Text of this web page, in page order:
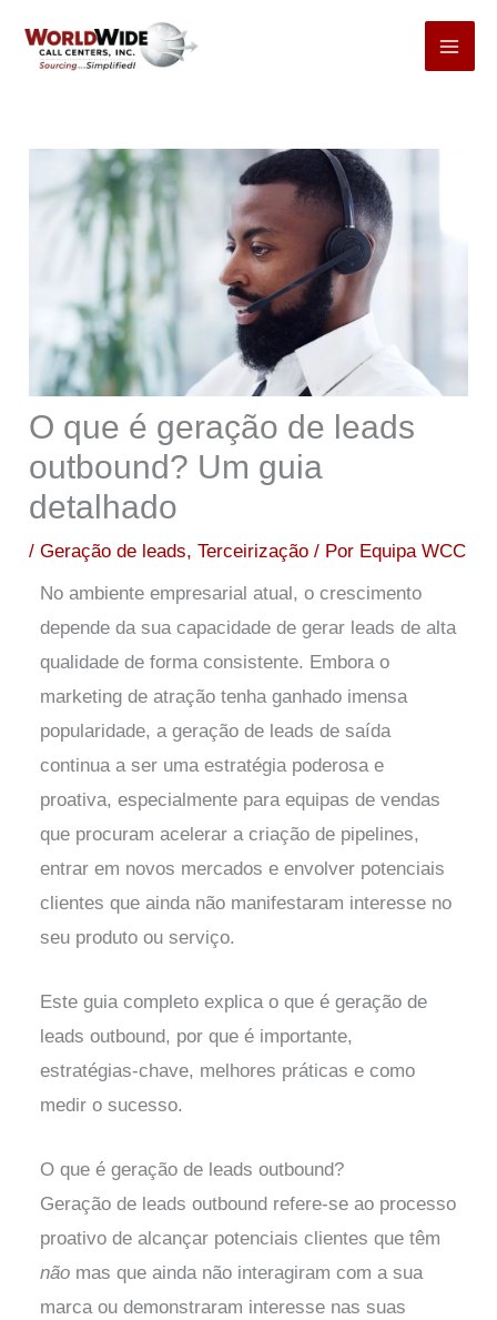
para
O que é geração de leads
outbound? Um guia
detalhado
/Geração de leads,Terceirização / Por Equipa WCC
No ambiente empresarial atual, o crescimento
depende da sua capacidade de gerar leads de alta
qualidade de forma consistente. Embora o
marketing de atração tenha ganhado imensa
popularidade, a geração de leads de saída
continua a ser uma estratégia poderosa e
proativa, especialmente para equipas de vendas
que procuram acelerar a criação de pipelines,
entrar em novos mercados e envolver potenciais
clientes que ainda não manifestaram interesse no
seu produto ou serviço.
Este guia completo explica o que é geração de
leads outbound, por que é importante,
estratégias-chave, melhores práticas e como
medir o sucesso.
O que é geração de leads outbound?
Geração de leads outbound refere-se ao processo
proativo de alcançar potenciais clientes que têm
não mas que ainda não interagiram com a sua
marca ou demonstraram interesse nas suas